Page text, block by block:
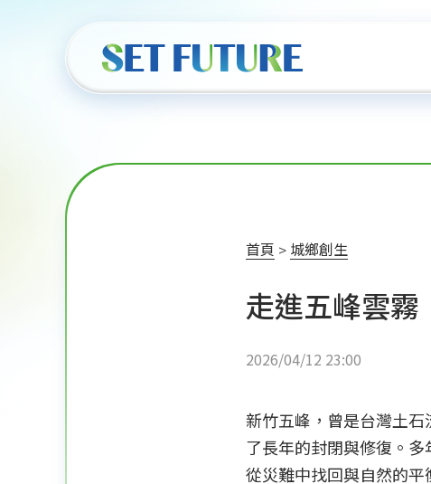
首頁 城鄉創生
走進五峰雲
2026/04/12 23:00
新竹五峰，曾是台灣土
了長年的封閉與修復。
從災難中找回與自然的平